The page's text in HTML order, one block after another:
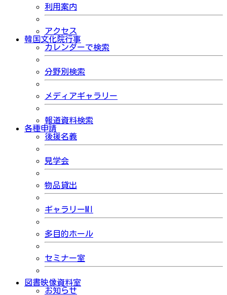
利用案内
アクセス
韓国文化院行事
カレンダーで検索
分野別検索
メディアギャラリー
報道資料検索
各種申請
後援名義
見学会
物品貸出
ギャラリーMI
多目的ホール
セミナー室
図書映像資料室
お知らせ